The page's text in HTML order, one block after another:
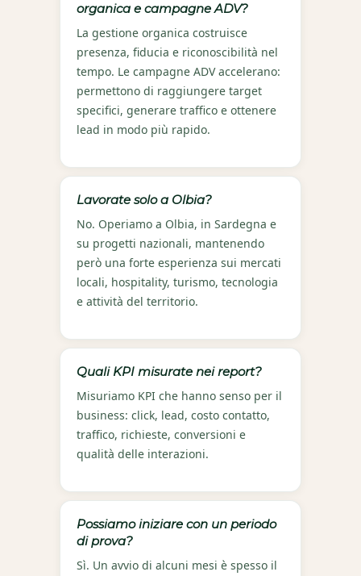
organica e campagne ADV?
La gestione organica costruisce
presenza, fiducia e riconoscibilità nel
tempo. Le campagne ADV accelerano:
permettono di raggiungere target
specifici, generare traffico e ottenere
lead in modo più rapido.
Lavorate solo a Olbia?
No. Operiamo a Olbia, in Sardegna e
su progetti nazionali, mantenendo
però una forte esperienza sui mercati
locali, hospitality, turismo, tecnologia
e attività del territorio.
Quali KPI misurate nei report?
Misuriamo KPI che hanno senso per il
business: click, lead, costo contatto,
traffico, richieste, conversioni e
qualità delle interazioni.
Possiamo iniziare con un periodo
di prova?
Sì. Un avvio di alcuni mesi è spesso il